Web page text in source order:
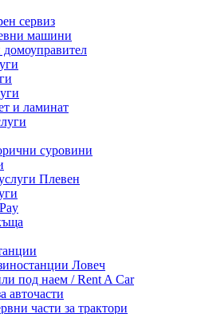
сервиз
машини
и ламинат
суровини
Плевен
Ловеч
под наем / Rent A Car
авточасти
части за трактори